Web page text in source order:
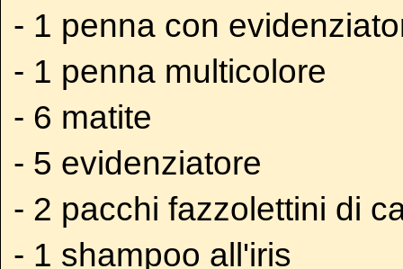
- 1 penna con
- 1 penna multicolore
- 6 matite
- 5 evidenziatore
- 2 pacchi fazzolettini di
- 1 shampoo all'iris